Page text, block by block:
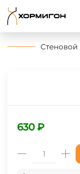
Skip to main
Стеновой
630 ₽